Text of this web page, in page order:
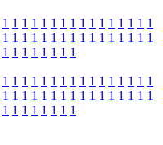
1 1 1 1 1 1 1 1 1 1 1 1 1 1 1 1
1 1 1 1 1 1 1 1 1 1 1 1 1 1 1 1
1 1 1 1 1 1 1 1
1 1 1 1 1 1 1 1 1 1 1 1 1 1 1 1
1 1 1 1 1 1 1 1 1 1 1 1 1 1 1 1
1 1 1 1 1 1 1 1